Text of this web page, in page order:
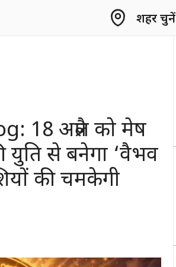
शहर चुनें
18 अप्रैल को मेष
युति से बनेगा ‘वैभव
की चमकेगी